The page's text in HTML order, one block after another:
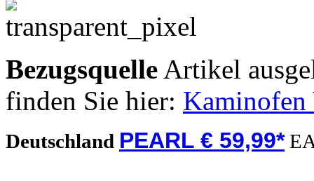
Bezugsquelle Artikel
finden Sie hier:
Deutschland PEARL € 59,99*